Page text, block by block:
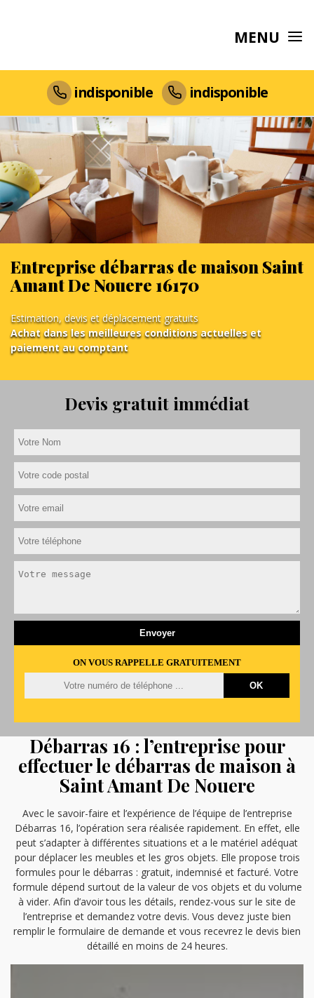
MENU
indisponible indisponible
Entreprise débarras de maison Saint
Amant De Nouere 16170
Estimation, devis et déplacement gratuits
Achat dans les meilleures conditions actuelles et
paiement au comptant
Devis gratuit immédiat
ON VOUS RAPPELLE GRATUITEMENT
Débarras 16 : l’entreprise pour
effectuer le débarras de maison à
Saint Amant De Nouere
Avec le savoir-faire et l’expérience de l’équipe de l’entreprise
Débarras 16, l’opération sera réalisée rapidement. En effet, elle
peut s’adapter à différentes situations et a le matériel adéquat
pour déplacer les meubles et les gros objets. Elle propose trois
formules pour le débarras : gratuit, indemnisé et facturé. Votre
formule dépend surtout de la valeur de vos objets et du volume
à vider. Afin d’avoir tous les détails, rendez-vous sur le site de
l’entreprise et demandez votre devis. Vous devez juste bien
remplir le formulaire de demande et vous recevrez le devis bien
détaillé en moins de 24 heures.